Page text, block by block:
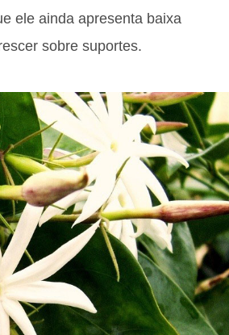
ele ainda apresenta baixa
sobre suportes.